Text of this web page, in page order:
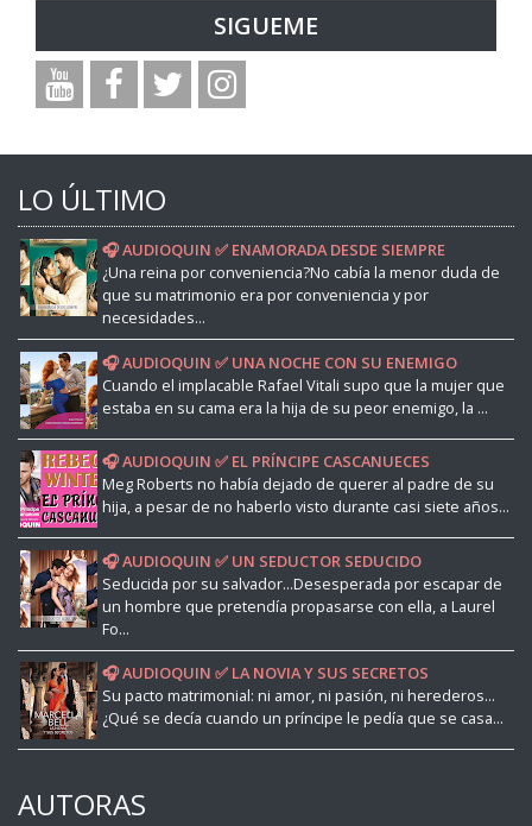
SIGUEME
LO ÚLTIMO
🎧 AUDIOQUIN ✅ ENAMORADA DESDE SIEMPRE
¿Una reina por conveniencia?No cabía la menor duda de
que su matrimonio era por conveniencia y por
necesidades...
🎧 AUDIOQUIN ✅ UNA NOCHE CON SU ENEMIGO
Cuando el implacable Rafael Vitali supo que la mujer que
estaba en su cama era la hija de su peor enemigo, la ...
🎧 AUDIOQUIN ✅ EL PRÍNCIPE CASCANUECES
Meg Roberts no había dejado de querer al padre de su
hija, a pesar de no haberlo visto durante casi siete años...
🎧 AUDIOQUIN ✅ UN SEDUCTOR SEDUCIDO
Seducida por su salvador...Desesperada por escapar de
un hombre que pretendía propasarse con ella, a Laurel
Fo...
🎧 AUDIOQUIN ✅ LA NOVIA Y SUS SECRETOS
Su pacto matrimonial: ni amor, ni pasión, ni herederos...
¿Qué se decía cuando un príncipe le pedía que se casa...
AUTORAS